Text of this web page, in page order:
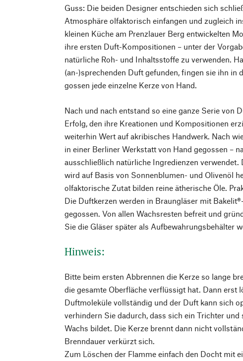
Guss: Die beiden Designer entschieden sich
Atmosphäre olfaktorisch einfangen und zugleich
kleinen Küche am Prenzlauer Berg entwickelten
ihre ersten Duft-Kompositionen – unter der
natürliche Roh- und Inhaltsstoffe zu verwenden.
(an-)sprechenden Duft gefunden, fingen sie ihn in
gossen jede einzelne Kerze von Hand.
Nach und nach entstand so eine ganze Serie von
Erfolg, den ihre Kreationen und Kompositionen
weiterhin Wert auf akribisches Handwerk. Nach
in einer Berliner Werkstatt von Hand gegossen –
ausschließlich natürliche Ingredienzen verwendet.
wird auf Basis von Sonnenblumen- und Olivenöl
olfaktorische Zutat bilden reine ätherische Öle.
Die Duftkerzen werden in Braungläser mit
gegossen. Von allen Wachsresten befreit und
Sie die Gläser später als Aufbewahrungsbehälter
Hinweis:
Bitte beim ersten Abbrennen die Kerze so lange
die gesamte Oberfläche verflüssigt hat. Dann erst
Duftmoleküle vollständig und der Duft kann sich
verhindern Sie dadurch, dass sich ein Trichter
Wachs bildet. Die Kerze brennt dann nicht
Brenndauer verkürzt sich.
Zum Löschen der Flamme einfach den Docht mit